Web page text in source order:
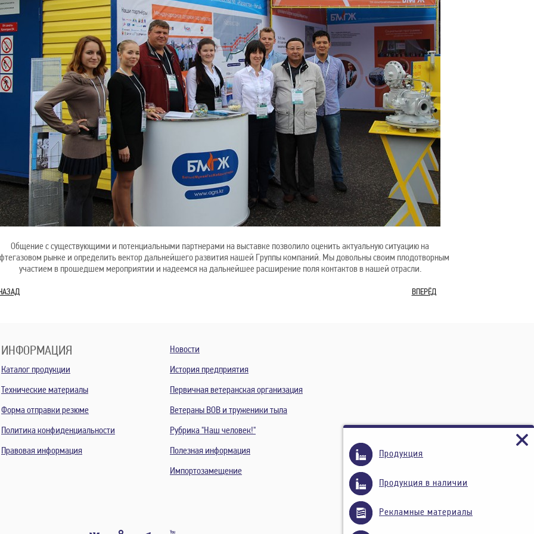
Общение с существующими и потенциальными партнерами на выставке позволило оценить актуальную ситуацию на
рынке и определить вектор дальнейшего развития нашей Группы компаний. Мы довольны своим плодотворным
участием в прошедшем мероприятии и надеемся на дальнейшее расширение поля контактов в нашей отрасли.
ВПЕРЁД
ИНФОРМАЦИЯ
Каталог продукции
Технические материалы
Форма отправки резюме
Политика конфиденциальности
Правовая информация
Новости
История предприятия
Первичная ветеранская организация
Ветераны ВОВ и труженики тыла
Рубрика "Наш человек!"
Полезная информация
Импортозамещение
Продукция
Продукция в наличии
Рекламные материалы